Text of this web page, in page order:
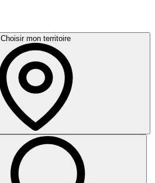
Choisir mon territoire